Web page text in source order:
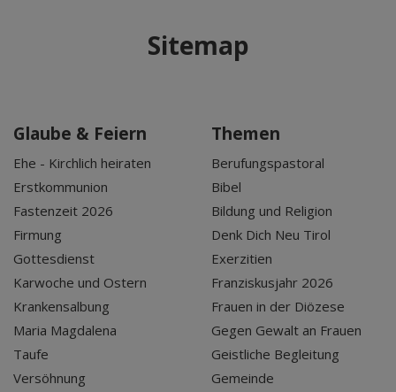
Sitemap
Glaube & Feiern
Ehe - Kirchlich heiraten
Erstkommunion
Fastenzeit 2026
Firmung
Gottesdienst
Karwoche und Ostern
Krankensalbung
Maria Magdalena
Taufe
Versöhnung
Themen
Berufungspastoral
Bibel
Bildung und Religion
Denk Dich Neu Tirol
Exerzitien
Franziskusjahr 2026
Frauen in der Diözese
Gegen Gewalt an Frauen
Geistliche Begleitung
Gemeinde